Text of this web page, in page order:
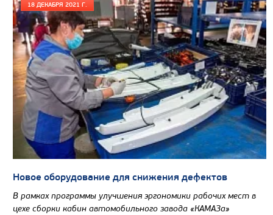
18 ДЕКАБРЯ 2021 Г.
Новое оборудование для снижения дефектов
В рамках программы улучшения эргономики рабочих мест в
цехе сборки кабин автомобильного завода «КАМАЗа»